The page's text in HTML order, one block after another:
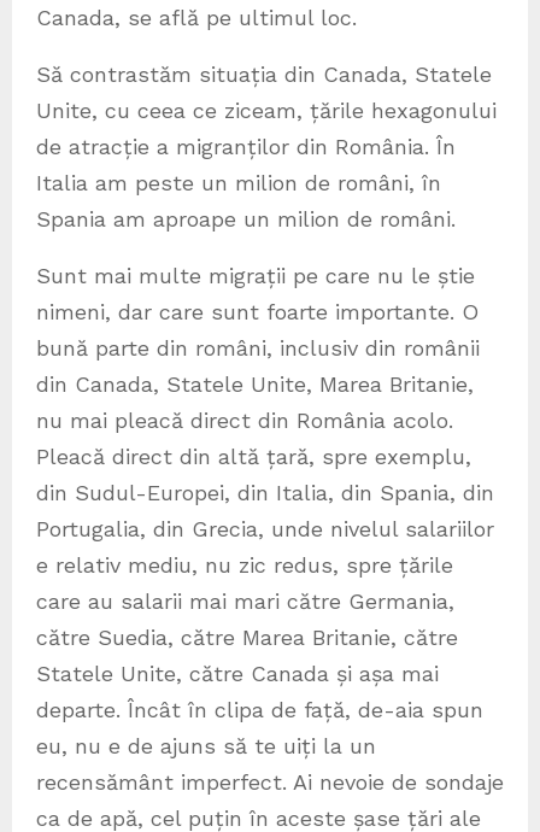
Canada, se află pe ultimul loc.
Să contrastăm situația din Canada, Statele
Unite, cu ceea ce ziceam, țările hexagonului
de atracție a migranților din România. În
Italia am peste un milion de români, în
Spania am aproape un milion de români.
Sunt mai multe migrații pe care nu le știe
nimeni, dar care sunt foarte importante. O
bună parte din români, inclusiv din românii
din Canada, Statele Unite, Marea Britanie,
nu mai pleacă direct din România acolo.
Pleacă direct din altă țară, spre exemplu,
din Sudul-Europei, din Italia, din Spania, din
Portugalia, din Grecia, unde nivelul salariilor
e relativ mediu, nu zic redus, spre țările
care au salarii mai mari către Germania,
către Suedia, către Marea Britanie, către
Statele Unite, către Canada și așa mai
departe. Încât în clipa de față, de-aia spun
eu, nu e de ajuns să te uiți la un
recensământ imperfect. Ai nevoie de sondaje
ca de apă, cel puțin în aceste șase țări ale